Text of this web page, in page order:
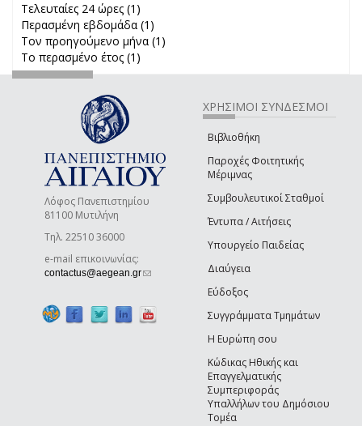
Τελευταίες 24 ώρες (1)
Περασμένη εβδομάδα (1)
Τον προηγούμενο μήνα (1)
Το περασμένο έτος (1)
Λόφος Πανεπιστημίου
81100 Μυτιλήνη
Τηλ. 22510 36000
e-mail επικοινωνίας:
contactus@aegean.gr(link sends e-mail)
ΧΡΗΣΙΜΟΙ ΣΥΝΔΕΣΜΟΙ
Βιβλιοθήκη
Παροχές Φοιτητικής
Μέριμνας
Συμβουλευτικοί Σταθμοί
Έντυπα / Αιτήσεις
Υπουργείο Παιδείας
Διαύγεια
Εύδοξος
Συγγράμματα Τμημάτων
Η Ευρώπη σου
Κώδικας Ηθικής και
Επαγγελματικής
Συμπεριφοράς
Υπαλλήλων του Δημόσιου
Τομέα